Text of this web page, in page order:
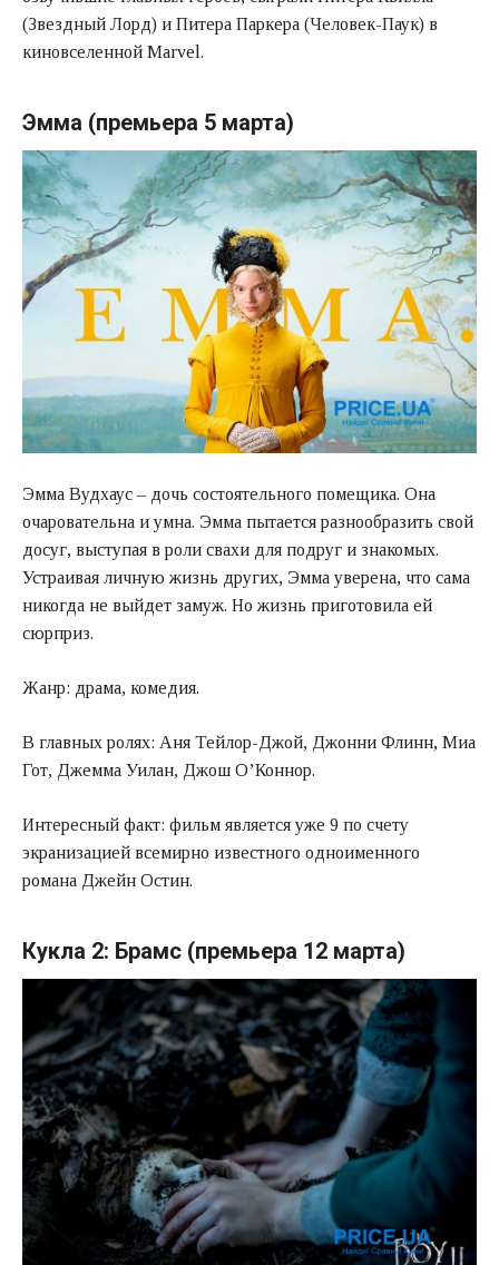
(Звездный Лорд) и Питера Паркера (Человек-Паук) в
киновселенной Marvel.
Эмма (премьера 5 марта)
Эмма Вудхаус – дочь состоятельного помещика. Она
очаровательна и умна. Эмма пытается разнообразить свой
досуг, выступая в роли свахи для подруг и знакомых.
Устраивая личную жизнь других, Эмма уверена, что сама
никогда не выйдет замуж. Но жизнь приготовила ей
сюрприз.
Жанр: драма, комедия.
В главных ролях: Аня Тейлор-Джой, Джонни Флинн, Миа
Гот, Джемма Уилан, Джош О’Коннор.
Интересный факт: фильм является уже 9 по счету
экранизацией всемирно известного одноименного
романа Джейн Остин.
Кукла 2: Брамс (премьера 12 марта)